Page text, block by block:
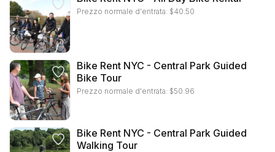
Prezzo normale d'entrata: $40.50
Bike Rent NYC - Central Park Guided
Bike Tour
Prezzo normale d'entrata: $50.96
Bike Rent NYC - Central Park Guided
Walking Tour